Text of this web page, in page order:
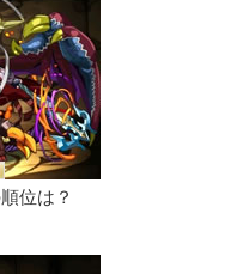
位は？